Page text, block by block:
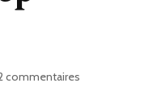
commentaires